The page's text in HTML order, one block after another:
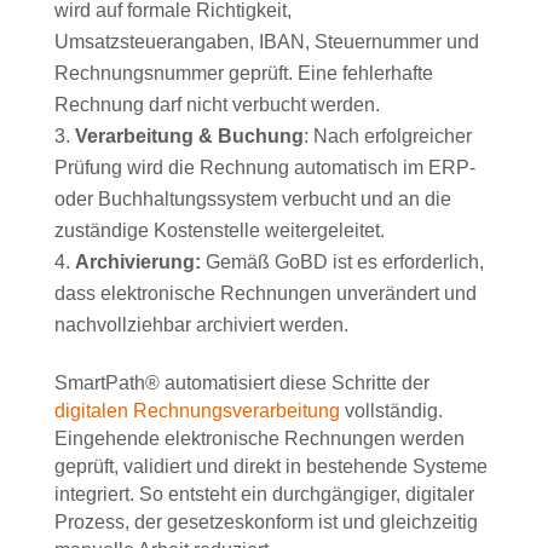
wird auf formale Richtigkeit,
Umsatzsteuerangaben, IBAN, Steuernummer und
Rechnungsnummer geprüft. Eine fehlerhafte
Rechnung darf nicht verbucht werden.
Verarbeitung & Buchung: Nach erfolgreicher
Prüfung wird die Rechnung automatisch im ERP-
oder Buchhaltungssystem verbucht und an die
zuständige Kostenstelle weitergeleitet.
Archivierung: Gemäß GoBD ist es erforderlich,
dass elektronische Rechnungen unverändert und
nachvollziehbar archiviert werden.
SmartPath® automatisiert diese Schritte der
digitalen Rechnungsverarbeitung vollständig.
Eingehende elektronische Rechnungen werden
geprüft, validiert und direkt in bestehende Systeme
integriert. So entsteht ein durchgängiger, digitaler
Prozess, der gesetzeskonform ist und gleichzeitig